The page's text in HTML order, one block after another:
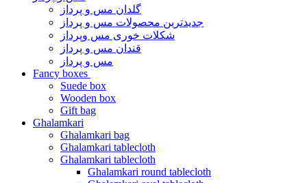
گلدان مس و پرداز
جدیدترین محصولات مس و پرداز
شکلات خوری مس وپرداز
قندان مس و پرداز
مس و پرداز
Fancy boxes
Suede box
Wooden box
Gift bag
Ghalamkari
Ghalamkari bag
Ghalamkari tablecloth
Ghalamkari tablecloth
Ghalamkari round tablecloth